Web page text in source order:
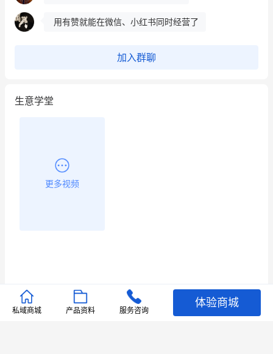
昨晚的直播课程太好啦❤️
加入群聊
生意学堂
更多视频
推荐文章
私域商城 产品资料 服务咨询
体验商城